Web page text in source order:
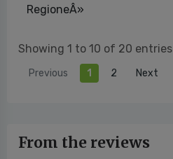
RegioneÂ»
Showing 1 to 10 of 20 entries
Previous 1 2 Next
From the reviews